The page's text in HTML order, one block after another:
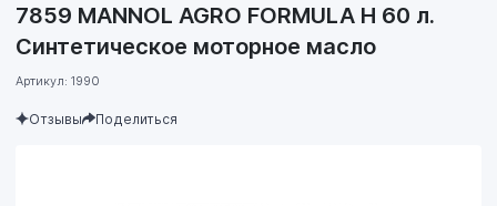
7859 MANNOL AGRO FORMULA H 60 л.
Синтетическое моторное масло
Артикул: 1990
Отзывы Поделиться